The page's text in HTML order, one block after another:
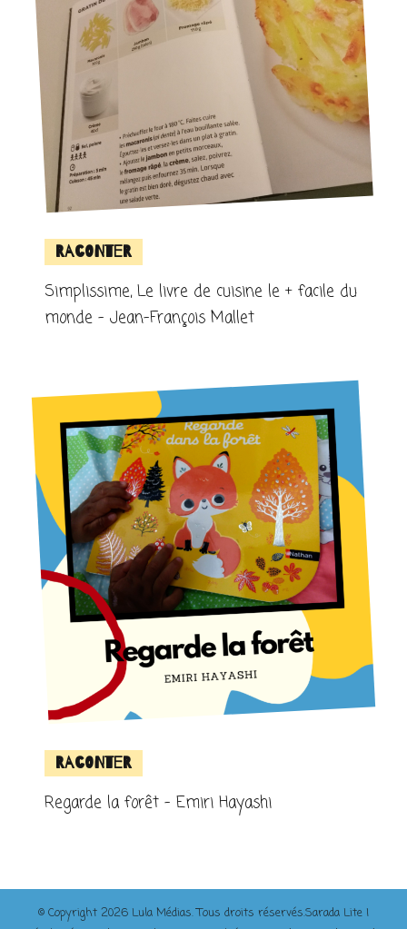
Raconter
Simplissime, Le livre de cuisine le + facile du
monde – Jean-François Mallet
Raconter
Regarde la forêt – Emiri Hayashi
© Copyright 2026 Lula Médias. Tous droits réservés.Sarada Lite |